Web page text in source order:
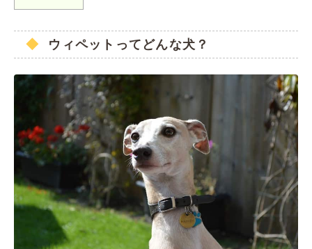
ウィペットってどんな犬？